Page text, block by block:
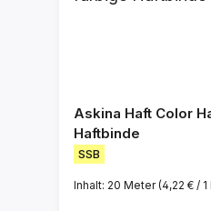
Askina Haft Color
Haftbinde
SSB
Inhalt: 20 Meter(4,22 € /